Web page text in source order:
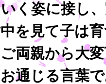
く姿に接し
を見て子は
両親から大
通じる言葉